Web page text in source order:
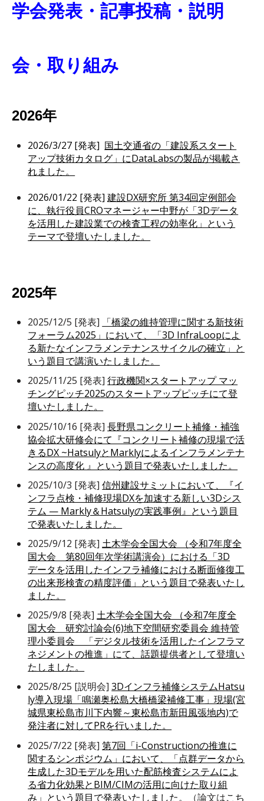
学会発表・記事投稿・説明
会・取り組み
2026年
2026/3/27 [発表] 国土交通省の「建設系スタート
アップ技術カタログ」にDataLabsの製品が掲載さ
れました。
2026/01/22 [発表] 建設DX研究所 第34回定例部会
に、執行役員CROマネージャー中野が「3Dデータ
を活用した建設業での検査工程の効率化」という
テーマで登壇いたしました。
2025年
2025/12/5 [発表]
「橋梁の維持管理に関する新技術
フォーラム2025」において、「3D InfraLoopによ
る新たなインフラメンテナンスサイクルの確立」と
いう題目で講演いたしました。
2025/11/25 [発表]行政機関×スタートアップ マッ
チングピッチ2025のスタートアップピッチにて登
壇いたしました。
2025/10/16 [発表]長野県コンクリート補修・補強
協会拡大研修会にて『コンクリート補修の現場で活
きるDX ~HatsulyとMarklyによるインフラメンテナ
ンスの高度化 』という題目で発表いたしました。
2025/10/3 [発表]信州建設サミットにおいて、『イ
ンフラ点検・補修現場DXを加速する新しい3Dシス
テム ― Markly＆Hatsulyの実践事例』 という題目
で発表いたしました。
2025/9/12 [発表]土木学会全国大会 （令和7年度全
国大会 第80回年次学術講演会）における「3D
データを活用したインフラ補修における断面修復工
の出来形検査の精度評価」という題目で発表いたし
ました。
2025/9/8 [発表]土木学会全国大会 （令和7年度全
国大会 研究討論会(6)地下空間研究委員会 維持管
理小委員会 「デジタル技術を活用したインフラマ
ネジメントの推進」にて、話題提供者として登壇い
たしました。
2025/8/25 [説明会]3Dインフラ補修システムHatsu
ly導入現場「鳴瀬奥松島大橋橋梁補修工事」現場(宮
城県東松島市川下内響～東松島市新田風張地内)で
発注者に対してPRを行いました。
2025/7/22 [発表]第7回「i-Constructionの推進に
関するシンポジウム」において、「点群データから
生成した3Dモデルを用いた配筋検査システムによ
る省力化効果とBIM/CIMの活用に向けた取り組
み」という題目で発表いたしました。
（論文はこち